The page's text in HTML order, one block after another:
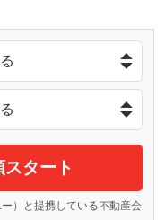
タート
）と提携している不動産会